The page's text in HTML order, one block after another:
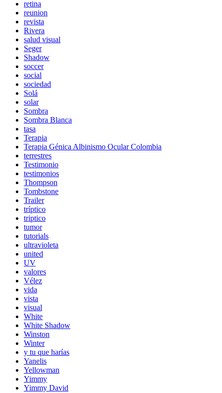
retina
reunion
revista
Rivera
salud visual
Seger
Shadow
soccer
social
sociedad
Solá
solar
Sombra
Sombra Blanca
tasa
Terapia
Terapia Génica Albinismo Ocular Colombia
terrestres
Testimonio
testimonios
Thompson
Tombstone
Trailer
tríptico
triptico
tumor
tutorials
ultravioleta
united
UV
valores
Vélez
vida
vista
visual
White
White Shadow
Winston
Winter
y tu que harías
Yanelis
Yellowman
Yimmy
Yimmy David